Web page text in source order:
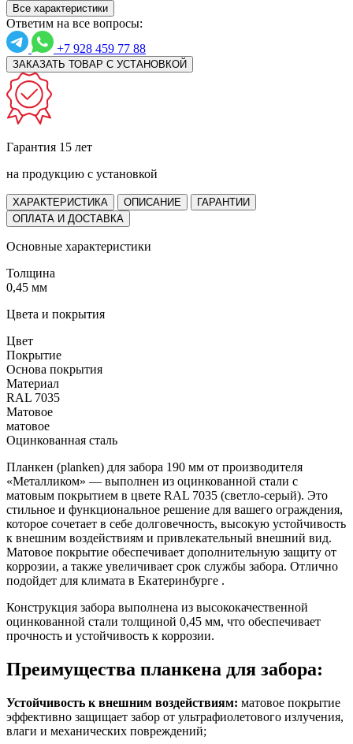
Все характеристики
Ответим на все вопросы:
+7 928 459 77 88
ЗАКАЗАТЬ ТОВАР С УСТАНОВКОЙ
Гарантия 15 лет
на продукцию с установкой
ХАРАКТЕРИСТИКА ОПИСАНИЕ
ГАРАНТИИ
ОПЛАТА И ДОСТАВКА
Основные характеристики
Толщина
0,45 мм
Цвета и покрытия
Цвет
Покрытие
Основа покрытия
Материал
RAL 7035
Матовое
матовое
Оцинкованная сталь
Планкен (planken) для забора 190 мм от производителя
«Металликом» — выполнен из оцинкованной стали с
матовым покрытием в цвете RAL 7035 (светло-серый). Это
стильное и функциональное решение для вашего ограждения,
которое сочетает в себе долговечность, высокую устойчивость
к внешним воздействиям и привлекательный внешний вид.
Матовое покрытие обеспечивает дополнительную защиту от
коррозии, а также увеличивает срок службы забора. Отлично
подойдет для климата в Екатеринбурге .
Конструкция забора выполнена из высококачественной
оцинкованной стали толщиной 0,45 мм, что обеспечивает
прочность и устойчивость к коррозии.
Преимущества планкена для забора:
Устойчивость к внешним воздействиям: матовое покрытие
эффективно защищает забор от ультрафиолетового излучения,
влаги и механических повреждений;